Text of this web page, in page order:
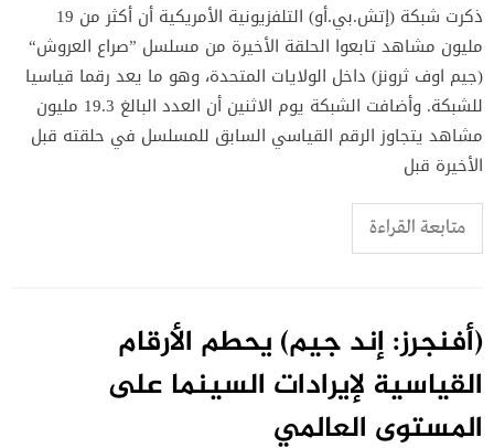
ذكرت شبكة (إتش.بي.أو) التلفزيونية الأمريكية أن أكثر من 19
مليون مشاهد تابعوا الحلقة الأخيرة من مسلسل ”صراع العروش“
(جيم اوف ثرونز) داخل الولايات المتحدة، وهو ما يعد رقما قياسيا
للشبكة. وأضافت الشبكة يوم الاثنين أن العدد البالغ 19.3 مليون
مشاهد يتجاوز الرقم القياسي السابق للمسلسل في حلقته قبل
الأخيرة قبل
متابعة القراءة
(أفنجرز: إند جيم) يحطم الأرقام
القياسية لإيرادات السينما على
المستوى العالمي